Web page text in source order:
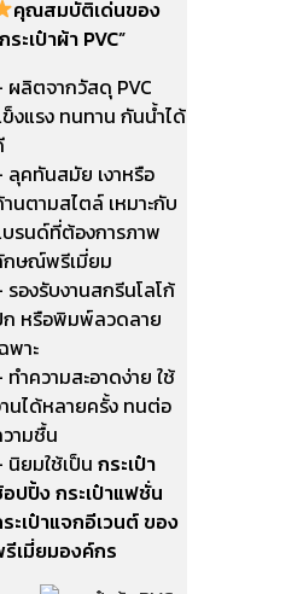
คุณสมบัติเด่นของ
ระเป๋าผ้า PVC”
ผลิตจากวัสดุ PVC
งแรง ทนทาน กันน้ำได้
ลุคทันสมัย เงาหรือ
นตามสไตล์ เหมาะกับ
รนด์ที่ต้องการภาพ
ษณ์พรีเมี่ยม
รองรับงานสกรีนโลโก้
หรือพิมพ์ลวดลาย
พาะ
ทำความสะอาดง่าย ใช้
นได้หลายครั้ง ทนต่อ
ามชื้น
นิยมใช้เป็น กระเป๋า
ปปิ้ง กระเป๋าแฟชั่น
ะเป๋าแจกอีเวนต์ ของ
เมี่ยมองค์กร